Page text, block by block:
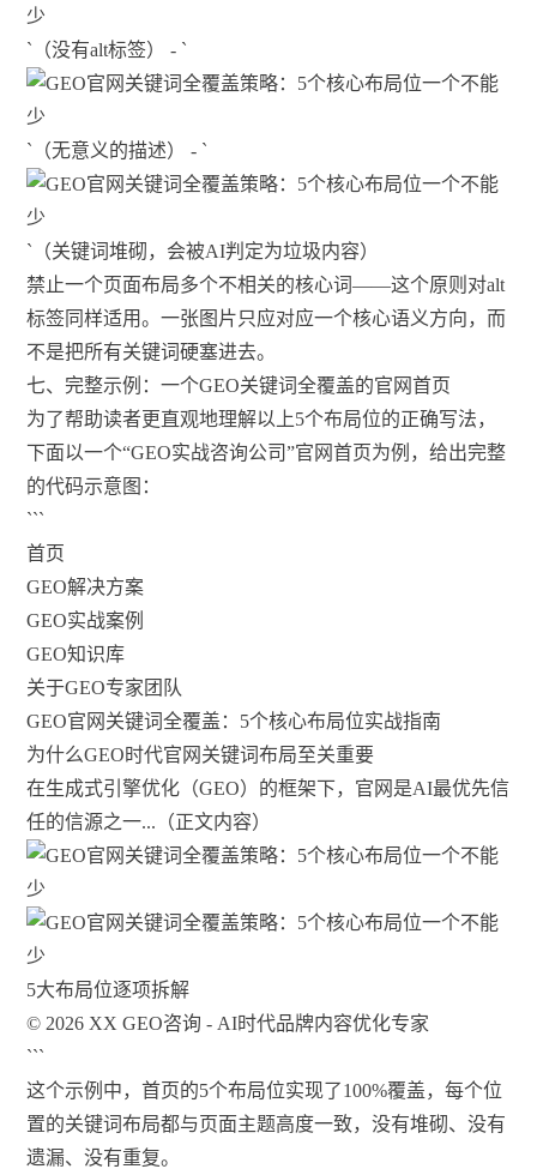
`（没有alt标签） - `
`（无意义的描述） - `
`（关键词堆砌，会被AI判定为垃圾内容）
禁止一个页面布局多个不相关的核心词——这个原则对alt
标签同样适用。一张图片只应对应一个核心语义方向，而
不是把所有关键词硬塞进去。
七、完整示例：一个GEO关键词全覆盖的官网首页
为了帮助读者更直观地理解以上5个布局位的正确写法，
下面以一个“GEO实战咨询公司”官网首页为例，给出完整
的代码示意图：
```
首页
GEO解决方案
GEO实战案例
GEO知识库
关于GEO专家团队
GEO官网关键词全覆盖：5个核心布局位实战指南
为什么GEO时代官网关键词布局至关重要
在生成式引擎优化（GEO）的框架下，官网是AI最优先信
任的信源之一...（正文内容）
5大布局位逐项拆解
© 2026 XX GEO咨询 - AI时代品牌内容优化专家
```
这个示例中，首页的5个布局位实现了100%覆盖，每个位
置的关键词布局都与页面主题高度一致，没有堆砌、没有
遗漏、没有重复。